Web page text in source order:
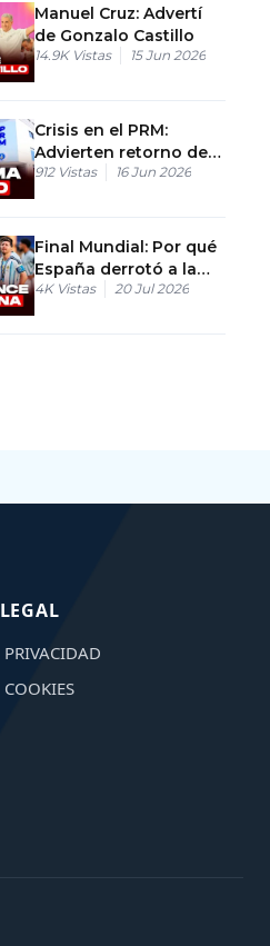
Manuel Cruz: Advertí
de Gonzalo Castillo
14.9K Vistas 15 Jun 2026
Crisis en el PRM:
Advierten retorno de
los peores vicios del
912 Vistas 16 Jun 2026
Final Mundial: Por qué
España derrotó a la
selección argentina
4K Vistas 20 Jul 2026
LEGAL
PRIVACIDAD
COOKIES